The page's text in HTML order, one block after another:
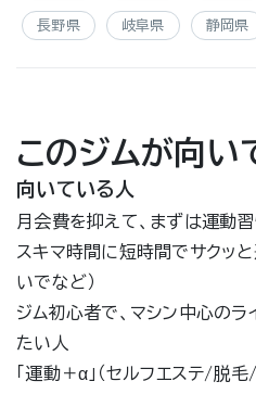
長野県 岐阜県 静岡県
このジムが向い
向いている人
月会費を抑えて、まずは運動
スキマ時間に短時間でサクッ
いでなど）
ジム初心者で、マシン中心のラ
たい人
「運動＋α」（セルフエステ/脱